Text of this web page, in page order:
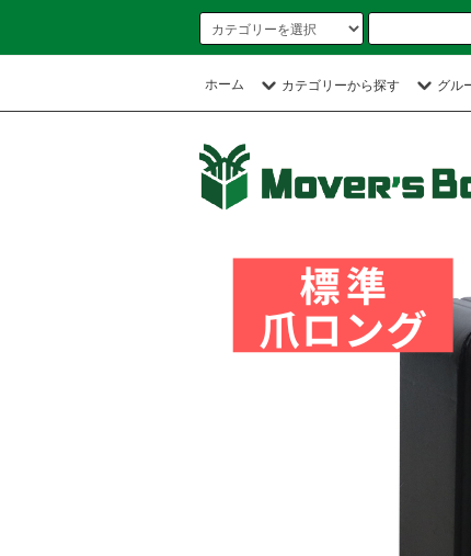
ホーム カテゴリーから探す グル